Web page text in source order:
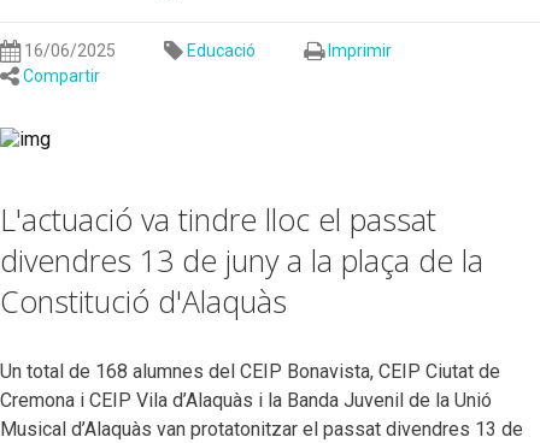
16/06/2025 Educació
Imprimir
Compartir
L'actuació va tindre lloc el passat
divendres 13 de juny a la plaça de la
Constitució d'Alaquàs
Un total de 168 alumnes del CEIP Bonavista, CEIP Ciutat de
Cremona i CEIP Vila d’Alaquàs i la Banda Juvenil de la Unió
Musical d’Alaquàs van protatonitzar el passat divendres 13 de